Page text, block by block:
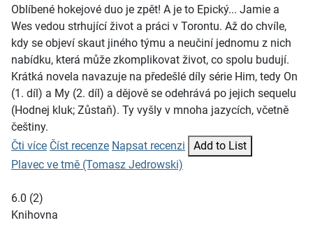
Oblíbené hokejové duo je zpět! A je to Epický... Jamie a
Wes vedou strhující život a práci v Torontu. Až do chvíle,
kdy se objeví skaut jiného týmu a neučiní jednomu z nich
nabídku, která může zkomplikovat život, co spolu budují.
Krátká novela navazuje na předešlé díly série Him, tedy On
(1. díl) a My (2. díl) a dějově se odehrává po jejich sequelu
(Hodnej kluk; Zůstaň). Ty vyšly v mnoha jazycích, včetně
češtiny.
Čti více Číst recenze Napsat recenzi
Add to List
Plavec ve tmě (Tomasz Jedrowski)
6.0 (2)
Knihovna